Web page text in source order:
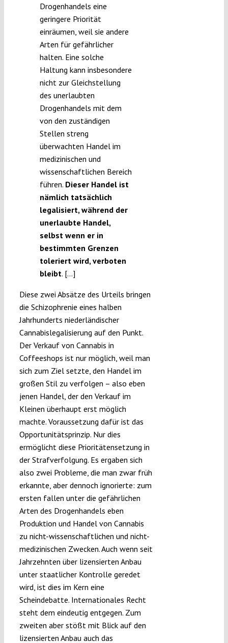
Drogenhandels eine
geringere Priorität
einräumen, weil sie andere
Arten für gefährlicher
halten. Eine solche
Haltung kann insbesondere
nicht zur Gleichstellung
des unerlaubten
Drogenhandels mit dem
von den zuständigen
Stellen streng
überwachten Handel im
medizinischen und
wissenschaftlichen Bereich
führen. Dieser Handel ist
nämlich tatsächlich
legalisiert, während der
unerlaubte Handel,
selbst wenn er in
bestimmten Grenzen
toleriert wird, verboten
bleibt. […]
Diese zwei Absätze des Urteils bringen
die Schizophrenie eines halben
Jahrhunderts niederländischer
Cannabislegalisierung auf den Punkt.
Der Verkauf von Cannabis in
Coffeeshops ist nur möglich, weil man
sich zum Ziel setzte, den Handel im
großen Stil zu verfolgen – also eben
jenen Handel, der den Verkauf im
Kleinen überhaupt erst möglich
machte. Voraussetzung dafür ist das
Opportunitätsprinzip. Nur dies
ermöglicht diese Prioritätensetzung in
der Strafverfolgung. Es ergaben sich
also zwei Probleme, die man zwar früh
erkannte, aber dennoch ignorierte: zum
ersten fallen unter die gefährlichen
Arten des Drogenhandels eben
Produktion und Handel von Cannabis
zu nicht-wissenschaftlichen und nicht-
medizinischen Zwecken. Auch wenn seit
Jahrzehnten über lizensierten Anbau
unter staatlicher Kontrolle geredet
wird, ist dies im Kern eine
Scheindebatte. Internationales Recht
steht dem eindeutig entgegen. Zum
zweiten aber stößt mit Blick auf den
lizensierten Anbau auch das